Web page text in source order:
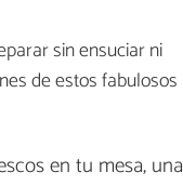
sin ensuciar ni
de estos fabulosos
en tu mesa, una